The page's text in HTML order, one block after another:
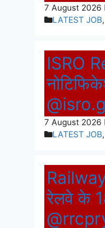
7 August 2026
Categories
LATEST JOB,
ISRO
7 August 2026
Categories
LATEST JOB,
रेलवे के